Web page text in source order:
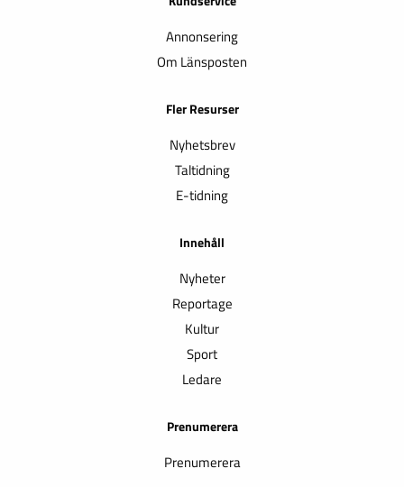
Annonsering
Om Länsposten
Fler Resurser
Nyhetsbrev
Taltidning
E-tidning
Innehåll
Nyheter
Reportage
Kultur
Sport
Ledare
Prenumerera
Prenumerera